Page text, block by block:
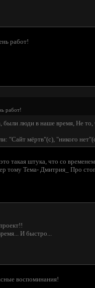
работ!
работ!
были люди в наше время, Не
"Сайт мёртв"(с), "никого
такая штука, что со
тому Тема- Дмитрия_ Про
И быстро...
воспоминания!